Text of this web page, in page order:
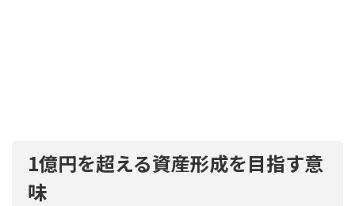
1億円を超える資産形成を目指す意
味